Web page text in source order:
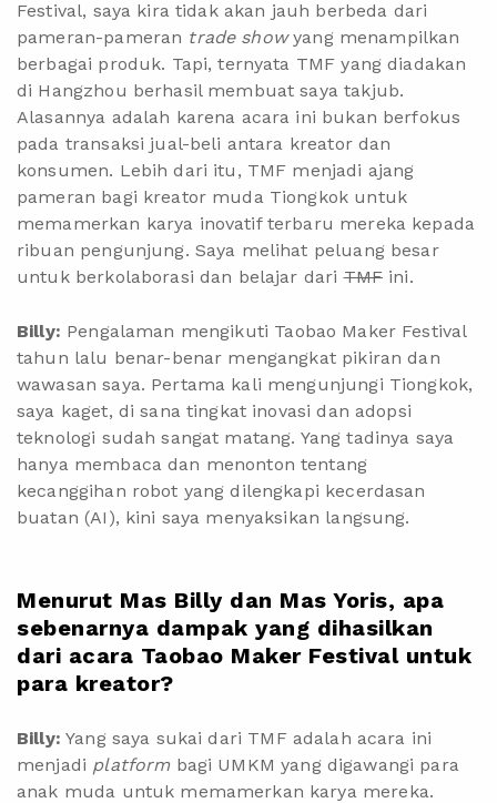
Festival, saya kira tidak akan jauh berbeda dari
pameran-pameran trade showyang menampilkan
berbagai produk. Tapi, ternyata TMF yang diadakan
di Hangzhou berhasil membuat saya takjub.
Alasannya adalah karena acara ini bukan berfokus
pada transaksi jual-beli antara kreator dan
konsumen. Lebih dari itu, TMF menjadi ajang
pameran bagi kreator muda Tiongkok untuk
memamerkan karya inovatif terbaru mereka kepada
ribuan pengunjung. Saya melihat peluang besar
untuk berkolaborasi dan belajar dariTMF ini.
Billy: Pengalaman mengikuti Taobao Maker Festival
tahun lalu benar-benar mengangkat pikiran dan
wawasan saya. Pertama kali mengunjungi Tiongkok,
saya kaget, di sana tingkat inovasi dan adopsi
teknologi sudah sangat matang. Yang tadinya saya
hanya membaca dan menonton tentang
kecanggihan robot yang dilengkapi kecerdasan
buatan (AI), kini saya menyaksikan langsung.
Menurut Mas Billy dan Mas Yoris, apa
sebenarnya dampak yang dihasilkan
dari acara Taobao Maker Festival untuk
para kreator?
Billy: Yang saya sukai dari TMF adalah acara ini
menjadi platformbagi UMKM yang digawangi para
anak muda untuk memamerkan karya mereka.